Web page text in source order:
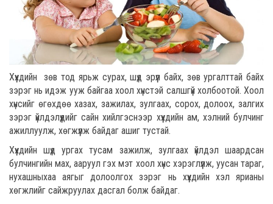
Хүүхдийн зөв тод ярьж сурах, шүд эрүүл байх, зөв ургалттай байх
зэрэг нь идэж ууж байгаа хоол хүнстэй салшгүй холбоотой. Хоол
хүнсийг өгөхдөө хазах, зажилах, зулгаах, сорох, долоох, залгих
зэрэг үйлдэлүүдийг сайн хийлгэснээр хүүхдийн ам, хэлний булчинг
ажиллуулж, хөгжүүлж байдаг ашиг тустай.
Хүүхдийн шүд ургах тусам зажилж, зулгаах үйлдэл шаардсан
булчингийн мах, ааруул гэх мэт хоол хүнс хэрэглүүлж, уусан тараг,
нухашныхаа аягыг долоолгох зэрэг нь хүүхдийн хэл ярианы
хөгжлийг сайжруулах дасгал болж байдаг.